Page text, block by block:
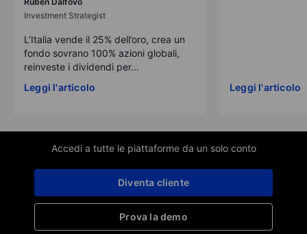
Investment Strategist
L’Italia vende il 25% dell’oro, crea un
fondo sovrano 100% azioni globali,
reinveste i dividendi per...
Leggi l'articolo
Leggi l'articolo
Accedi a tutte le piattaforme da un solo conto
Prova la demo
Diventa cliente